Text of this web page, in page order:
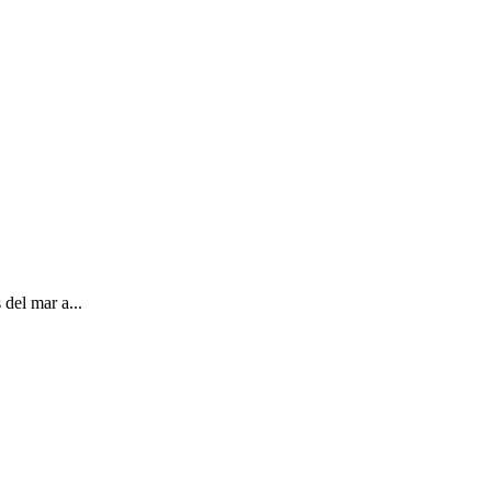
del mar a...